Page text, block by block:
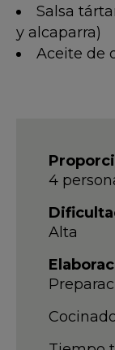
Salsa
y alcaparra)
Aceite de
4
Alta